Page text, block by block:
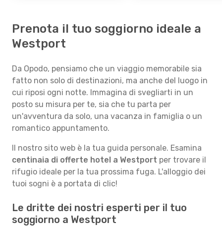
Prenota il tuo soggiorno ideale a
Westport
Da Opodo, pensiamo che un viaggio memorabile sia
fatto non solo di destinazioni, ma anche del luogo in
cui riposi ogni notte. Immagina di svegliarti in un
posto su misura per te, sia che tu parta per
un'avventura da solo, una vacanza in famiglia o un
romantico appuntamento.
Il nostro sito web è la tua guida personale. Esamina
centinaia di offerte hotel a Westport per trovare il
rifugio ideale per la tua prossima fuga. L'alloggio dei
tuoi sogni è a portata di clic!
Le dritte dei nostri esperti per il tuo
soggiorno a Westport